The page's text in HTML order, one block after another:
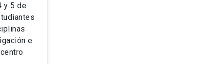
y 5 de
e